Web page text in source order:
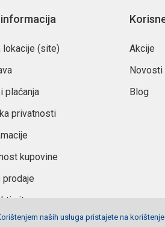
lokacije (site)
plaćanja
privatnosti
kupovine
prodaje
nas
privola
Akcije
Novosti
Blog
naših usluga pristajete na